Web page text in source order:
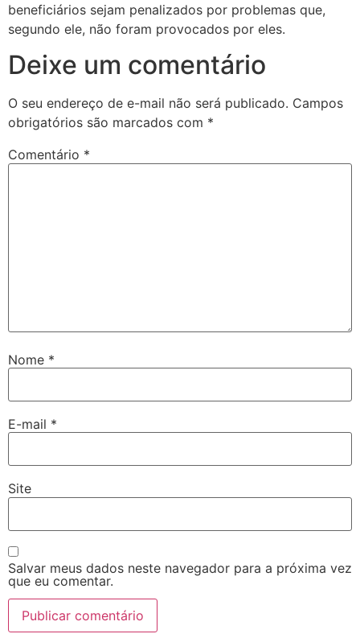
beneficiários sejam penalizados por problemas que,
segundo ele, não foram provocados por eles.
Deixe um comentário
O seu endereço de e-mail não será publicado. Campos
obrigatórios são marcados com *
Comentário *
Nome *
E-mail *
Site
Salvar meus dados neste navegador para a próxima vez
que eu comentar.